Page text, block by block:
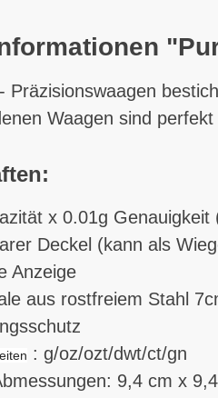
Präzisionswaagen
Waagen sind
x 0.01g Genauigkeit
Deckel (kann als
Anzeige
aus rostfreiem Stahl
: g/oz/ozt/dwt/ct/gn
9,4 cm x